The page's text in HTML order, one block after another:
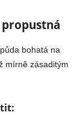
bohatá na
mírně zásaditým